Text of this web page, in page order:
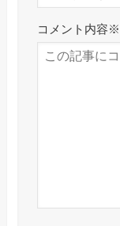
コメント内容※